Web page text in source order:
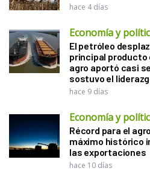
hace 4 días
Economía y
El petróleo
principal producto
agro aportó casi
sostuvo el
hace 9 días
Economía y
Récord para el
máximo histórico
las exportaciones
hace 10 días